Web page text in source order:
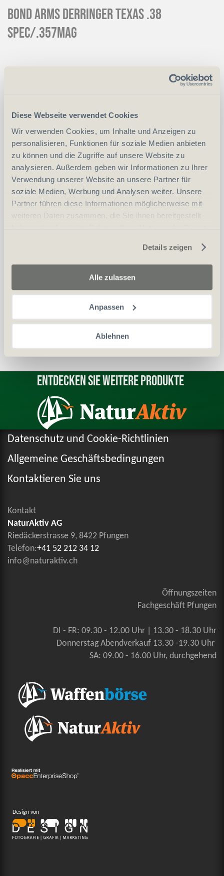
Diese Webseite verwendet Cookies
Wir verwenden Cookies, um Inhalte und Anzeigen zu
personalisieren, Funktionen für soziale Medien anbieten
zu können und die Zugriffe auf unsere Website zu
analysieren. Außerdem geben wir Informationen zu Ihrer
Verwendung unserer Website an unsere Partner für
soziale Medien, Werbung und Analysen weiter. Unsere
Partner führen diese Informationen möglicherweise mit
weiteren Daten zusammen, die Sie ihnen bereitgestellt
Details zeigen
Alle zulassen
Anpassen
Ablehnen
BOND ARMS Derringer Texas .38
Spec/.357Mag
Mit einer Anzahlung von CHF 100.00
Anzahlung+ CHF 100.00
Art.3673
vergleichen
Anzahl Stück -
In den Warenkorb
Waffenerwerbschein (WES)
Entdecken Sie weitere Produkte
Datenschutz und Cookie-Richtlinien
Allgemeine Geschäftsbedingungen
Kontaktieren Sie uns
Kontakt
NaturAktiv AG
Riedäckerstrasse 9, 8422 Pfungen
Telefon:+41 52 212 34 12
info@naturaktiv.ch
Öffnungszeiten
Fachgeschäft Pfungen
DI - FR: 09.30 - 12.00 Uhr | 13.30 - 18.30 Uhr
Donnerstag Abendverkauf 13.30 -19.30 Uhr
SA: 09.00 - 16.00 Uhr, durchgehend
Design von